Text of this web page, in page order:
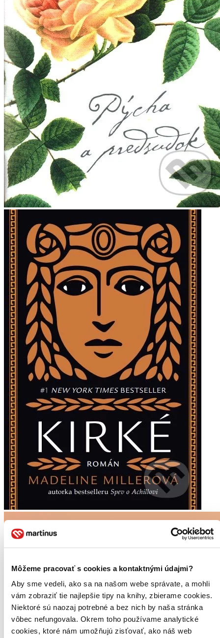
Môžeme pracovať s cookies a kontaktnými údajmi?
Aby sme vedeli, ako sa na našom webe správate, a mohli
vám zobraziť tie najlepšie tipy na knihy, zbierame cookies.
Niektoré sú naozaj potrebné a bez nich by naša stránka
vôbec nefungovala. Okrem toho používame analytické
cookies, ktoré nám umožňujú zisťovať, ako náš web